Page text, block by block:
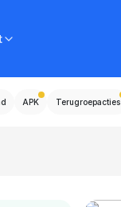
APK Terugroepacties